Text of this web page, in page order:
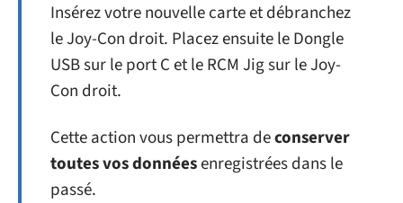
Insérez votre nouvelle carte et débranchez
le Joy-Con droit. Placez ensuite le Dongle
USB sur le port C et le RCM Jig sur le Joy-
Con droit.
Cette action vous permettra deconserver
toutes vos donnéesenregistrées dans le
passé.